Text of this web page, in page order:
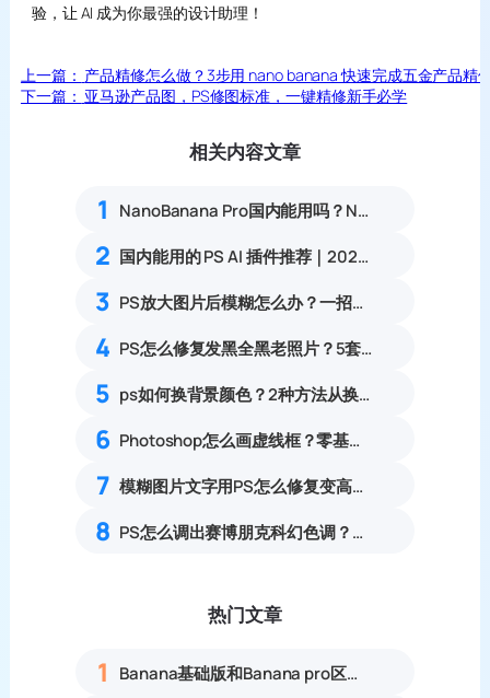
验，让 AI 成为你最强的设计助理！
上一篇： 产品精修怎么做？3步用 nano banana 快速完成五金产品精
下一篇： 亚马逊产品图，PS修图标准，一键精修新手必学
相关内容文章
1 NanoBanana Pro国内能用吗？Nano banana使用教程
2 国内能用的 PS AI 插件推荐｜2026 4款AI插件最新实测
3 PS放大图片后模糊怎么办？一招提升图片清晰度
4 PS怎么修复发黑全黑老照片？5套暗部找回细节旧照修复实操教程
5 ps如何换背景颜色？2种方法从换背景颜色操作指南
6 Photoshop怎么画虚线框？零基础自定义虚线边框教程
7 模糊图片文字用PS怎么修复变高清？3种文字清晰化方法教程
8 PS怎么调出赛博朋克科幻色调？城市夜景蓝紫红氛围感调色教程
热门文章
1 Banana基础版和Banana pro区别对比丨具体案例应用+使用教程